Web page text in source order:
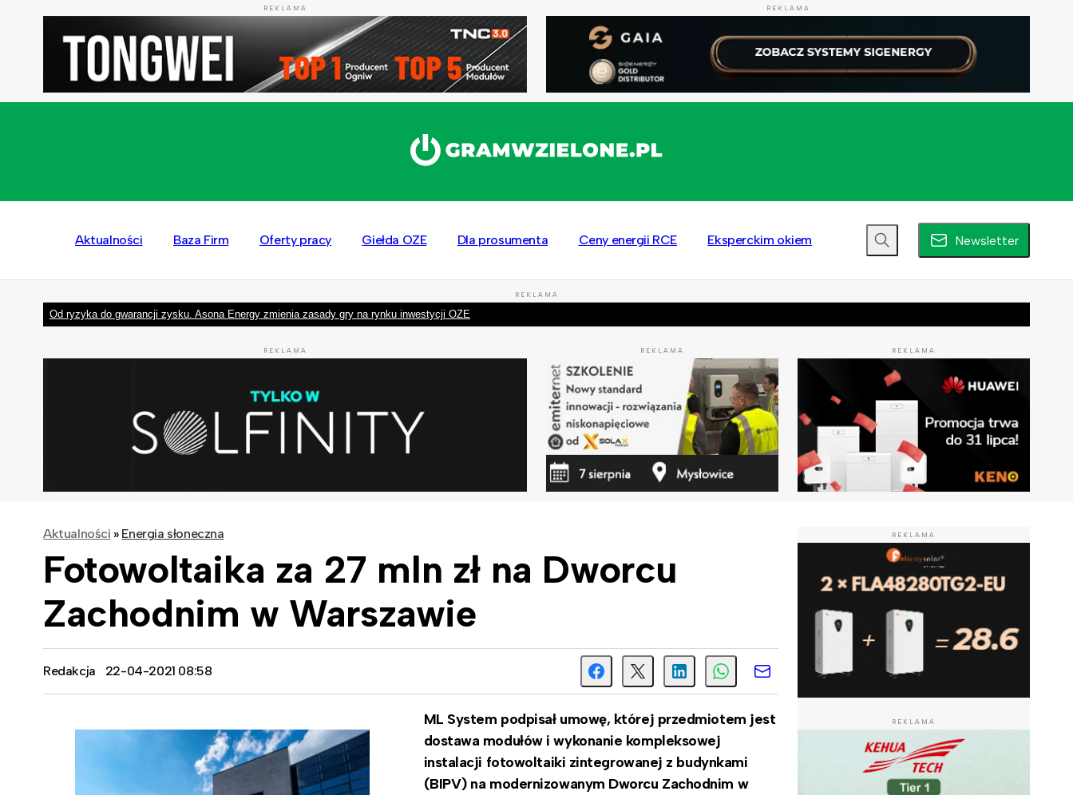
REKLAMA REKLAMA
Aktualności Baza Firm Oferty pracy Giełda OZE Dla prosumenta Ceny energii RCE Eksperckim okiem Newsletter
REKLAMA
Od ryzyka do gwarancji zysku. Asona Energy zmienia zasady gry na rynku inwestycji OZE
REKLAMA REKLAMA REKLAMA
Aktualności » Energia słoneczna
Fotowoltaika za 27 mln zł na Dworcu
Zachodnim w Warszawie
Redakcja 22-04-2021 08:58
ML System podpisał umowę, której przedmiotem jest
dostawa modułów i wykonanie kompleksowej
instalacji fotowoltaiki zintegrowanej z budynkami
(BIPV) na modernizowanym Dworcu Zachodnim w
REKLAMA
REKLAMA